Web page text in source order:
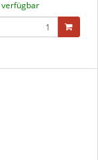
verfügbar